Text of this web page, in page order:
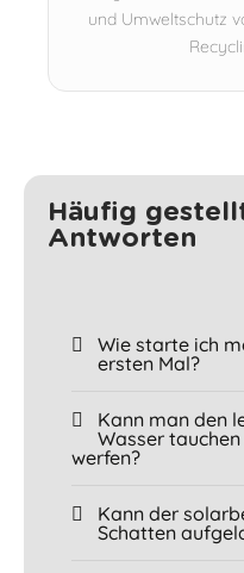
und Umweltschutz
Häufig
Antworten
Wie starte ich
ersten Mal?
Kann man den
Wasser
werfen?
Kann der
Schatten